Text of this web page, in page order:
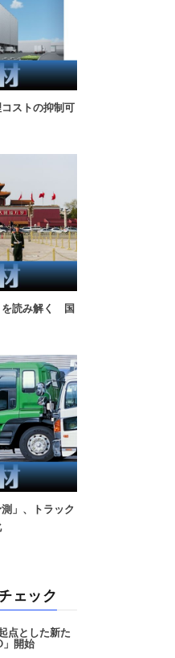
ストの抑制可
を読み解く 国
」、トラック
ェック
点とした新た
開始